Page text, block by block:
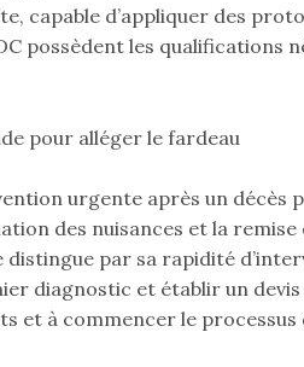
capable d’appliquer des
possèdent les qualifications
pour alléger le fardeau
urgente après un
des nuisances et la
distingue par sa rapidité
diagnostic et établir un
et à commencer le processus